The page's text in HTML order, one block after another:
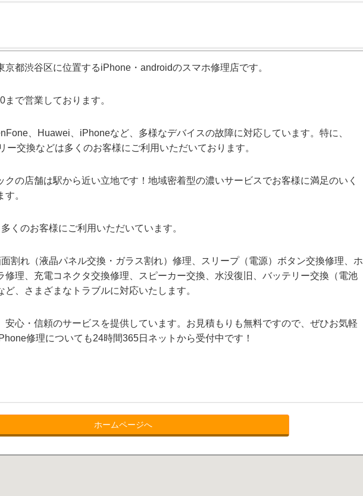
京都渋谷区に位置するiPhone・androidのスマホ修理店です。
で営業しております。
、Huawei、iPhoneなど、多様なデバイスの故障に対応しています。特に、
ー交換などは多くのお客様にご利用いただいております。
クの店舗は駅から近い立地です！地域密着型の濃いサービスでお客様に満足のいく
。
くのお客様にご利用いただいています。
割れ（液晶パネル交換・ガラス割れ）修理、スリープ（電源）ボタン交換修理、ホ
修理、充電コネクタ交換修理、スピーカー交換、水没復旧、バッテリー交換（電池
、さまざまなトラブルに対応いたします。
安心・信頼のサービスを提供しています。お見積もりも無料ですので、ぜひお気軽
修理についても24時間365日ネットから受付中です！
ホームページへ